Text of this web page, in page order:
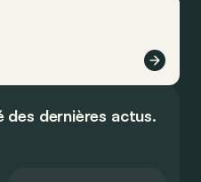
des dernières actus.